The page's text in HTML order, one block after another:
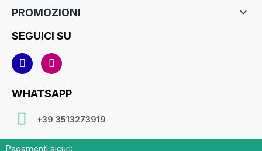
PROMOZIONI 
SEGUICI SU
WHATSAPP
+39 3513273919
Pagamenti sicuri: